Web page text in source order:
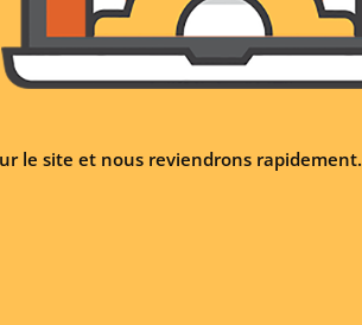
le site et nous reviendrons rapidement.